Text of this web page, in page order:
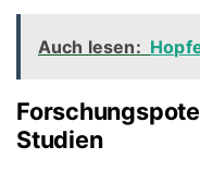
Auch lesen:
Studien